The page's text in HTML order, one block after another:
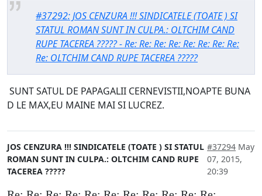
#37292: JOS CENZURA !!! SINDICATELE (TOATE ) SI
STATUL ROMAN SUNT IN CULPA.: OLTCHIM CAND
RUPE TACEREA ????? - Re: Re: Re: Re: Re: Re: Re: Re:
Re: OLTCHIM CAND RUPE TACEREA ?????
SUNT SATUL DE PAPAGALII CERNEVISTII,NOAPTE BUNA
D LE MAX,EU MAINE MAI SI LUCREZ.
JOS CENZURA !!! SINDICATELE (TOATE ) SI STATUL
ROMAN SUNT IN CULPA.: OLTCHIM CAND RUPE
TACEREA ?????
#37294 May
07, 2015,
20:39